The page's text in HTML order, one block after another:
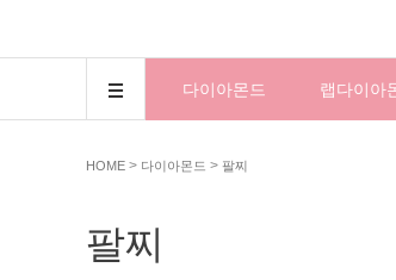
다이아몬드 랩다이아
HOME > 다이아몬드 > 팔찌
팔찌